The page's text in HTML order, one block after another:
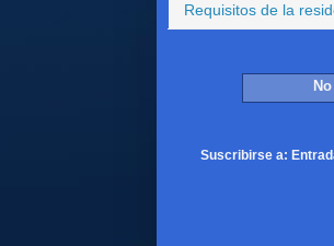
Requisitos de la
Suscribirse a: